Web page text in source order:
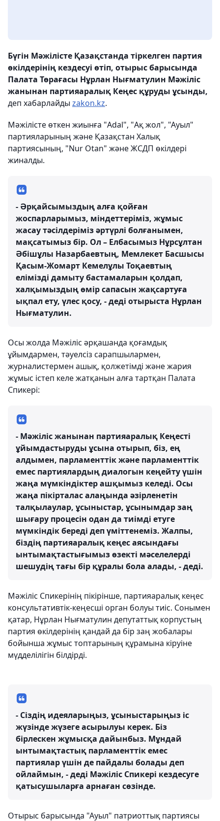
Бүгін Мәжілісте Қазақстанда тіркелген партия
өкілдерінің кездесуі өтіп, отырыс барысында
Палата Төрағасы Нұрлан Нығматулин Мәжіліс
жанынан партияаралық Кеңес құруды ұсынды,
деп хабарлайды zakon.kz.
Мәжілісте өткен жиынға "Adal", "Ақ жол", "Ауыл"
партияларының және Қазақстан Халық
партиясының, "Nur Otan" және ЖСДП өкілдері
жиналды.
- Әрқайсымыздың алға қойған
жоспарларымыз, міндеттеріміз, жұмыс
жасау тәсілдеріміз әртүрлі болғанымен,
мақсатымыз бір. Ол – Елбасымыз Нұрсұлтан
Әбішұлы Назарбаевтың, Мемлекет Басшысы
Қасым-Жомарт Кемелұлы Тоқаевтың
елімізді дамыту бастамаларын қолдап,
халқымыздың өмір сапасын жақсартуға
ықпал ету, үлес қосу, - деді отырыста Нұрлан
Нығматулин.
Осы жолда Мәжіліс әрқашанда қоғамдық
ұйымдармен, тәуелсіз сарапшылармен,
журналистермен ашық, қолжетімді және жария
жұмыс істеп келе жатқанын алға тартқан Палата
Спикері:
- Мәжіліс жанынан партияаралық Кеңесті
ұйымдастыруды ұсына отырып, біз, ең
алдымен, парламенттік және парламенттік
емес партиялардың диалогын кеңейту үшін
жаңа мүмкіндіктер ашқымыз келеді. Осы
жаңа пікірталас алаңында әзірленетін
талқылаулар, ұсыныстар, ұсынымдар заң
шығару процесін одан да тиімді етуге
мүмкіндік береді деп үміттенеміз. Жалпы,
біздің партияаралық кеңес аясындағы
ынтымақтастығымыз өзекті мәселелерді
шешудің тағы бір құралы бола алады, - деді.
Мәжіліс Спикерінің пікірінше, партияаралық кеңес
консультативтік-кеңесші орган болуы тиіс. Сонымен
қатар, Нұрлан Нығматулин депутаттық корпустың
партия өкілдерінің қандай да бір заң жобалары
бойынша жұмыс топтарының құрамына кіруіне
мүдделілігін білдірді.
- Сіздің идеяларыңыз, ұсыныстарыңыз іс
жүзінде жүзеге асырылуы керек. Біз
бірлескен жұмысқа дайынбыз. Мұндай
ынтымақтастық парламенттік емес
партиялар үшін де пайдалы болады деп
ойлаймын, - деді Мәжіліс Спикері кездесуге
қатысушыларға арнаған сөзінде.
Отырыс барысында "Ауыл" патриоттық партиясы